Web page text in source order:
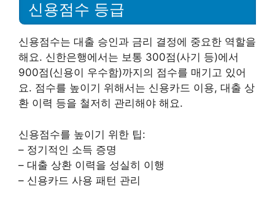
신용점수 등급
신용점수는 대출 승인과 금리 결정에 중요한 역할을
해요. 신한은행에서는 보통 300점(사기 등)에서
900점(신용이 우수함)까지의 점수를 매기고 있어
요. 점수를 높이기 위해서는 신용카드 이용, 대출 상
환 이력 등을 철저히 관리해야 해요.
신용점수를 높이기 위한 팁:
– 정기적인 소득 증명
– 대출 상환 이력을 성실히 이행
– 신용카드 사용 패턴 관리